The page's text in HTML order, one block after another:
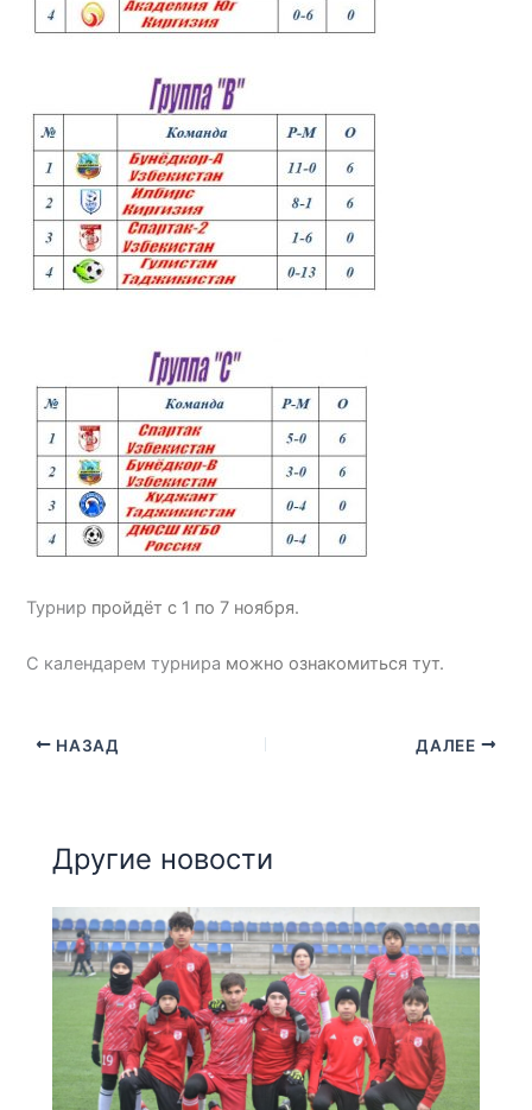
Турнир пройдёт с 1 по 7 ноября.
С календарем турнира можно ознакомиться тут.
НАЗАД ДАЛЕЕ
Другие новости